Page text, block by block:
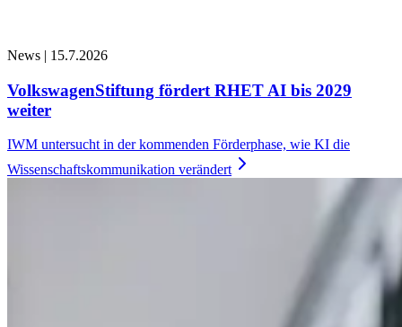
News | 15.7.2026
VolkswagenStiftung fördert RHET AI bis 2029
weiter
IWM untersucht in der kommenden Förderphase, wie KI die
Wissenschaftskommunikation verändert